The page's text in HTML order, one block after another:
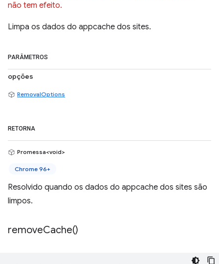
não tem efeito.
Limpa os dados do appcache dos sites.
PARÂMETROS
opções
RemovalOptions
RETORNA
Promessa<void>
Chrome 96+
Resolvido quando os dados do appcache dos sites são
limpos.
removeCache()